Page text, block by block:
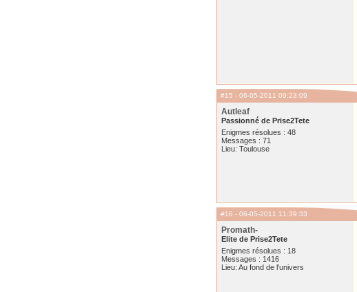
#15 - 06-05-2011 09:23:09
Autleaf
Passionné de Prise2Tete
Enigmes résolues : 48
Messages : 71
Lieu: Toulouse
#16 - 06-05-2011 11:39:33
Promath-
Elite de Prise2Tete
Enigmes résolues : 18
Messages : 1416
Lieu: Au fond de l'univers